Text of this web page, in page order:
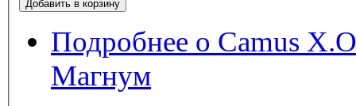
Подробнее о Camus
Магнум